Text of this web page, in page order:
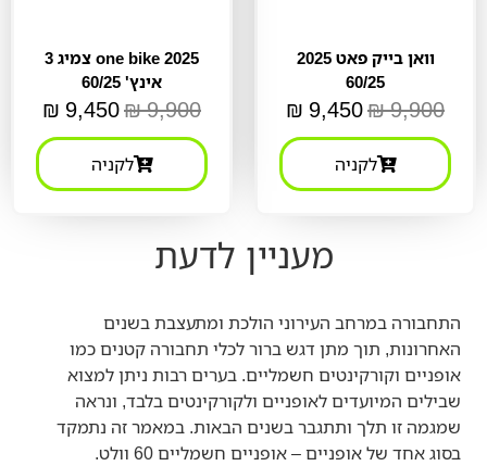
וואן בייק פאט 2025
60/25
9,900
₪
9,450
₪
לקניה
one bike 2025 צמיג 3
אינץ' 60/25
9,900
₪
9,450
₪
לקניה
מעניין לדעת
התחבורה במרחב העירוני הולכת ומתעצבת בשנים
האחרונות, תוך מתן דגש ברור לכלי תחבורה קטנים כמו
אופניים וקורקינטים חשמליים. בערים רבות ניתן למצוא
שבילים המיועדים לאופניים ולקורקינטים בלבד, ונראה
שמגמה זו תלך ותתגבר בשנים הבאות. במאמר זה נתמקד
בסוג אחד של אופניים – אופניים חשמליים 60 וולט.